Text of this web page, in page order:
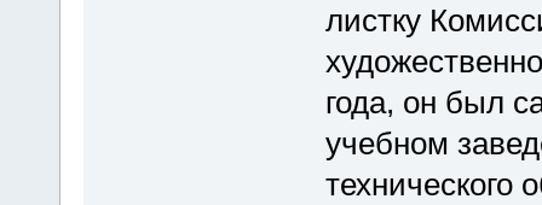
листку
года, он был
учебном
технического